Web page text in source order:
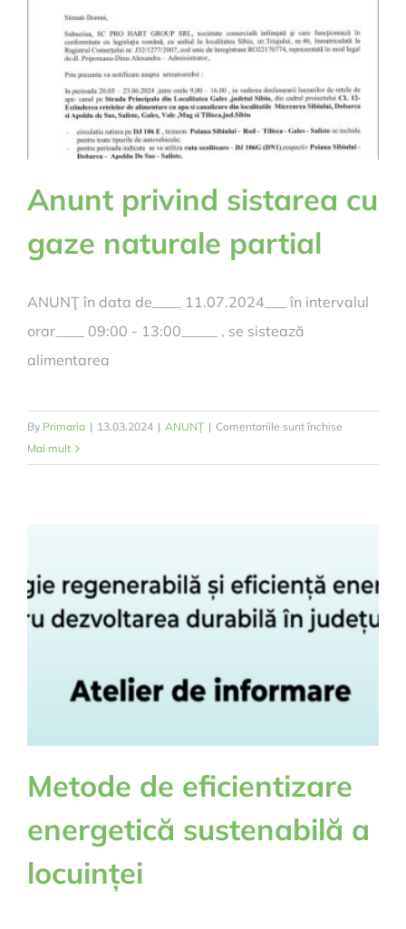
pentru
anul
Anunt privind sistarea cu
gaze naturale partial
ANUNŢ în data de____ 11.07.2024___ în intervalul
orar____ 09:00 - 13:00_____ , se sistează
alimentarea
By Primaria | 13.03.2024 | ANUNȚ | Comentariile sunt închise
privind
partial
Mai mult
Metode de eficientizare
energetică sustenabilă a
locuinței